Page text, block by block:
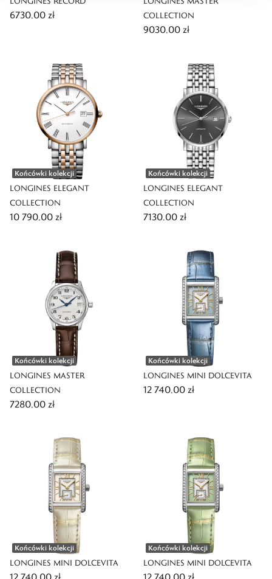
6730,00 zł
COLLECTION
9030,00 zł
Końcówki kolekcji
LONGINES ELEGANT
COLLECTION
10 790,00 zł
Końcówki kolekcji
LONGINES ELEGANT
COLLECTION
7130,00 zł
Końcówki kolekcji
LONGINES MASTER
COLLECTION
7280,00 zł
Końcówki kolekcji
LONGINES MINI DOLCEVITA
12 740,00 zł
Końcówki kolekcji
LONGINES MINI DOLCEVITA
Końcówki kolekcji
LONGINES MINI DOLCEVITA